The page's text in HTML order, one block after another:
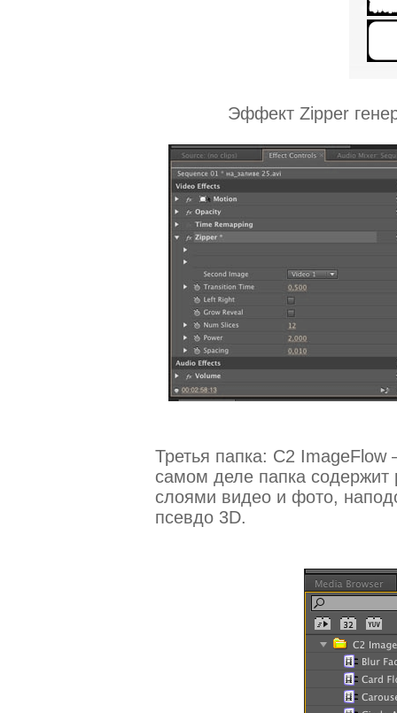
Эффект Zipper
Третья папка: C2
самом деле папка
слоями видео и фото,
псевдо 3D.